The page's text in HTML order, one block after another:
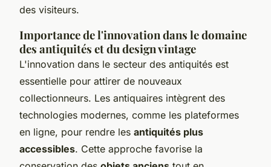
des visiteurs.
Importance de l'innovation dans le domaine
des antiquités et du design vintage
L'innovation dans le secteur des antiquités est
essentielle pour attirer de nouveaux
collectionneurs. Les antiquaires intègrent des
technologies modernes, comme les plateformes
en ligne, pour rendre les antiquités plus
accessibles. Cette approche favorise la